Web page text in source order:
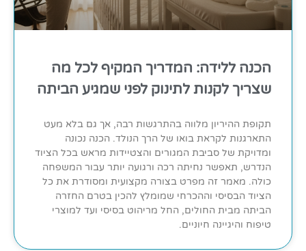
הכנה ללידה: המדריך המקיף לכל מה
שצריך לקנות לתינוק לפני שמגיע הביתה
תקופת ההיריון מלווה בהתרגשות רבה, אך גם בלא מעט
התארגנות לקראת בואו של הרך הנולד. הכנה נכונה
ומדויקת של סביבת המגורים והצטיידות מראש בכל הציוד
הנדרש, תאפשר נחיתה רכה ורגועה יותר עבור המשפחה
כולה. מאמר זה מפרט בצורה מקצועית ומסודרת את כל
הציוד הבסיסי וההכרחי שמומלץ להכין בטרם החזרה
הביתה מבית החולים, החל מריהוט בסיסי ועד למוצרי
טיפוח והיגיינה חיוניים.